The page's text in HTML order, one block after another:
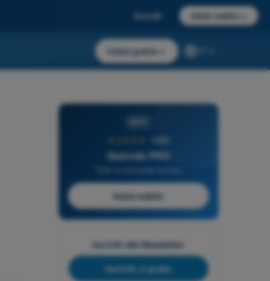
Accedi Inizia subito
Inizia gratis
4,6/5
Quizvds PRO
Inizia subito
Iscriviti alla Newsletter
Iscriviti, è gratis